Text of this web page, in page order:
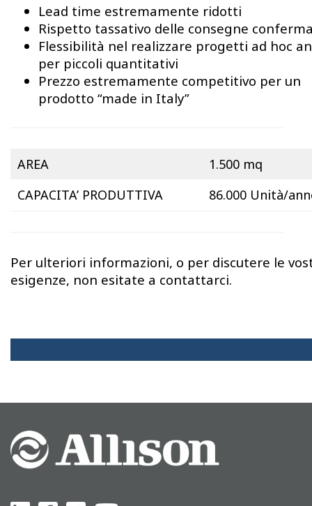
Lead time estremamente ridotti
Rispetto tassativo delle consegne
Flessibilità nel realizzare progetti ad hoc
per piccoli quantitativi
Prezzo estremamente competitivo per un
prodotto “made in Italy”
AREA
1.500 mq
CAPACITA’ PRODUTTIVA
86.000 Unità/
Per ulteriori informazioni, o per discutere le
esigenze, non esitate a contattarci.